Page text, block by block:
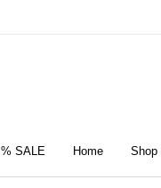
% SALE Home Shop